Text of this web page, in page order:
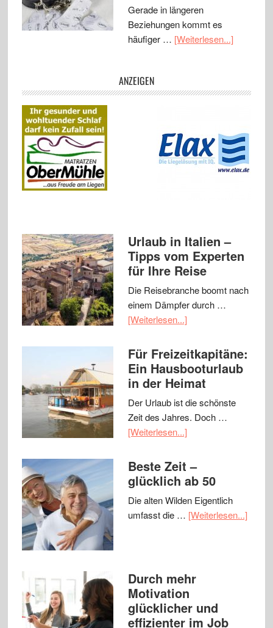
Gerade in längeren
Beziehungen kommt es
häufiger … [Weiterlesen...]
ANZEIGEN
Urlaub in Italien –
Tipps vom Experten
für Ihre Reise
Die Reisebranche boomt nach
einem Dämpfer durch …
[Weiterlesen...]
Für Freizeitkapitäne:
Ein Hausbooturlaub
in der Heimat
Der Urlaub ist die schönste
Zeit des Jahres. Doch …
[Weiterlesen...]
Beste Zeit –
glücklich ab 50
Die alten Wilden Eigentlich
umfasst die … [Weiterlesen...]
Durch mehr
Motivation
glücklicher und
effizienter im Job